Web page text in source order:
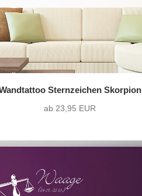
Sternzeichen Skorpion
ab 23,95 EUR